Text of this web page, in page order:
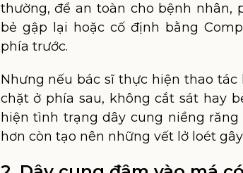
thường, để an toàn cho bệnh nhân,
bẻ gập lại hoặc cố định bằng
phía trước.
Nhưng nếu bác sĩ thực hiện thao
chặt ở phía sau, không cắt sát hay
hiện tình trạng dây cung niềng
hơn còn tạo nên những vết lở loét